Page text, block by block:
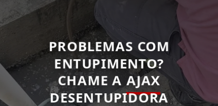
PROBLEMAS COM
ENTUPIMENTO?
CHAME A AJAX
DESENTUPIDORA